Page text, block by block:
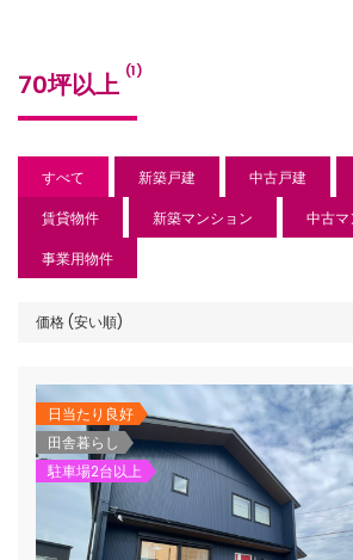
70坪以上 (1)
すべて 新築戸建 中古戸建
賃貸物件
新築マンション
中古マ
事業用物件
価格 (安い順)
日当たり良好
田舎暮らし
駐車場2台以上
top-
top-